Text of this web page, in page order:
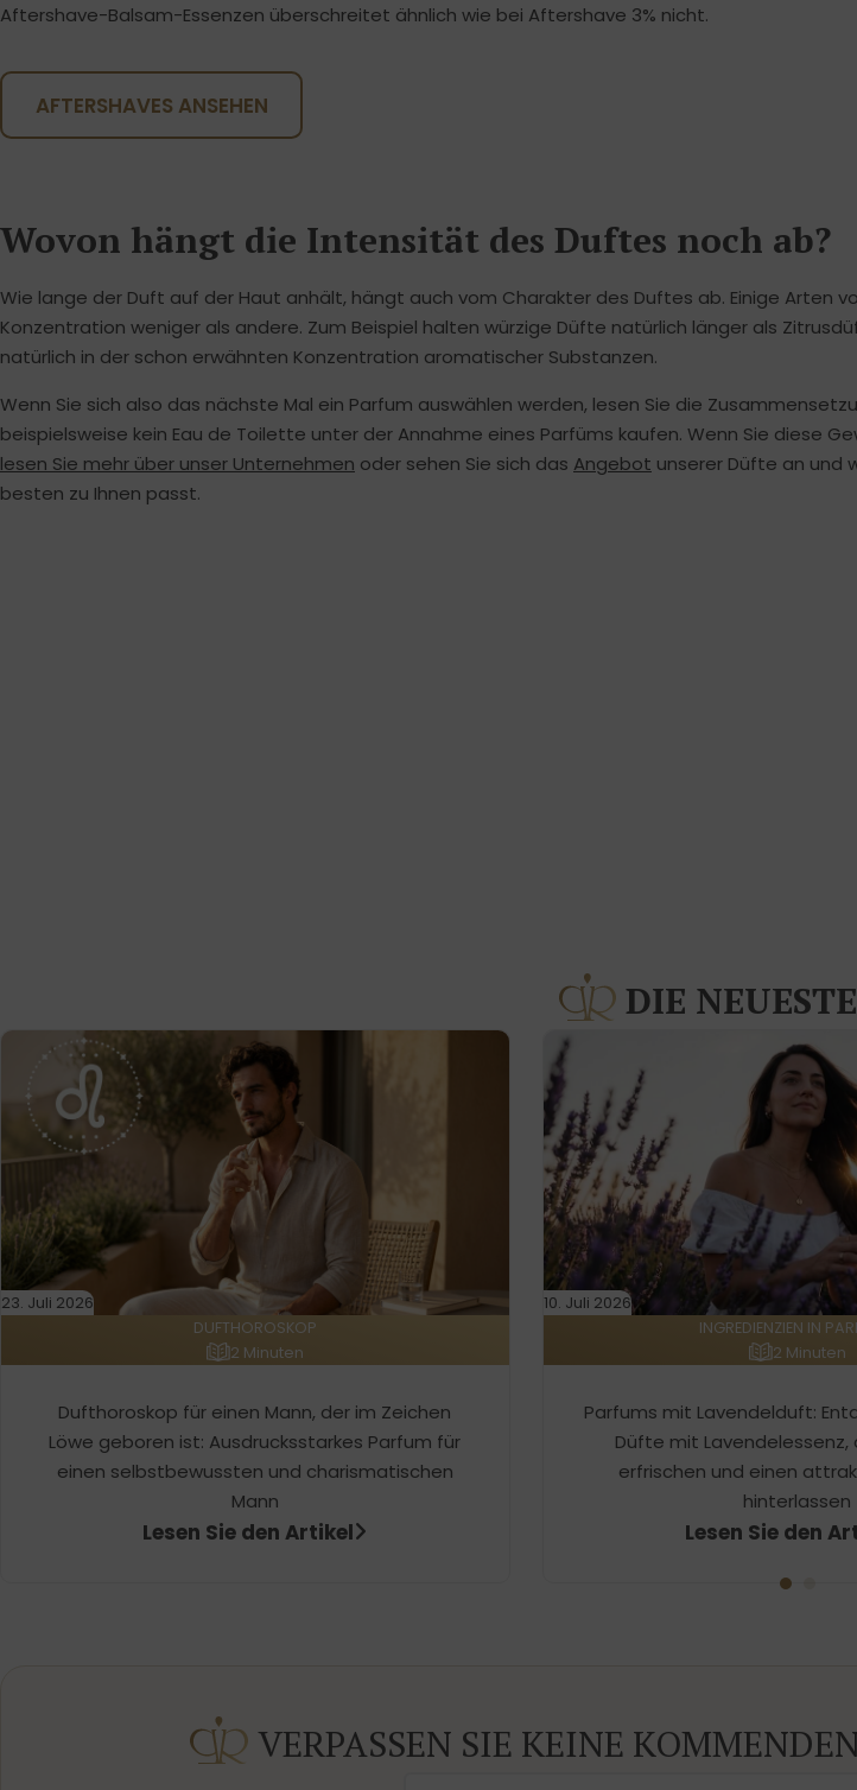
Aftershave-Balsam-Essenzen überschreitet ähnlich wie bei Aftershave 3% nicht.
AFTERSHAVES ANSEHEN
Wovon hängt die Intensität des Duftes noch ab?
Wie lange der Duft auf der Haut anhält, hängt auch vom Charakter des Duftes ab. Einige Arten
Konzentration weniger als andere. Zum Beispiel halten würzige Düfte natürlich länger als
natürlich in der schon erwähnten Konzentration aromatischer Substanzen.
Wenn Sie sich also das nächste Mal ein Parfum auswählen werden, lesen Sie die
beispielsweise kein Eau de Toilette unter der Annahme eines Parfüms kaufen. Wenn Sie diese
lesen Sie mehr über unser Unternehmen oder sehen Sie sich das Angebot unserer Düfte an und
besten zu Ihnen passt.
DIE
23. Juli 2026
DUFTHOROSKOP
2 Minuten
Dufthoroskop für einen Mann, der im Zeichen
Löwe geboren ist: Ausdrucksstarkes Parfum für
einen selbstbewussten und charismatischen
Mann
Lesen Sie den Artikel
10. Juli 2026
INGREDIENZIEN IN
2 Minuten
Parfums mit Lavendelduft:
Düfte mit Lavendelessenz,
erfrischen und einen
hinterlassen
Lesen Sie den
VERPASSEN SIE KEINE